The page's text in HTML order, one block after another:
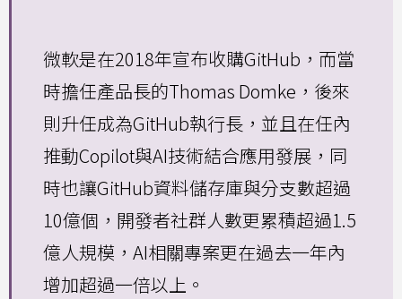
微軟是在2018年宣布收購GitHub，而當
時擔任產品長的Thomas Domke，後來
則升任成為GitHub執行長，並且在任內
推動Copilot與AI技術結合應用發展，同
時也讓GitHub資料儲存庫與分支數超過
10億個，開發者社群人數更累積超過1.5
億人規模，AI相關專案更在過去一年內
增加超過一倍以上。